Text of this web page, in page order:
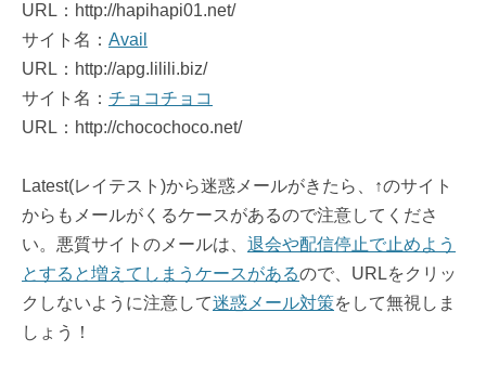
URL：http://hapihapi01.net/
サイト名： Avail
URL：http://apg.lilili.biz/
サイト名： チョコチョコ
URL：http://chocochoco.net/
Latest(レイテスト)から迷惑メールがきたら、↑のサイト
からもメールがくるケースがあるので注意してくださ
い。悪質サイトのメールは、 退会や配信停止で止めよう
とすると増えてしまうケースがあるので、URLをクリッ
クしないように注意して迷惑メール対策をして無視しま
しょう！